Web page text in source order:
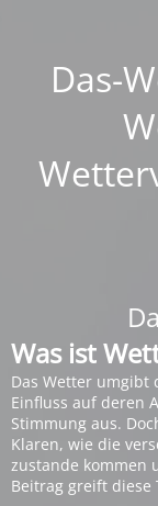
Das-
Was ist
Das Wetter umgibt
Einfluss auf deren
Stimmung aus.
Klaren, wie die
zustande kommen
Beitrag greift